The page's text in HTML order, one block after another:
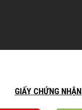
GIẤY CHỨNG NHẬN